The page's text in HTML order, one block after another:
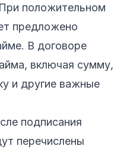
положительном
предложено
В договоре
включая сумму,
и другие важные
подписания
перечислены